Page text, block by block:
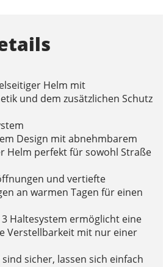
Helm mit
und dem zusätzlichen Schutz
Design mit abnehmbarem
Helm perfekt für sowohl Straße
und vertiefte
an warmen Tagen für einen
Haltesystem ermöglicht eine
Verstellbarkeit mit nur einer
sicher, lassen sich einfach